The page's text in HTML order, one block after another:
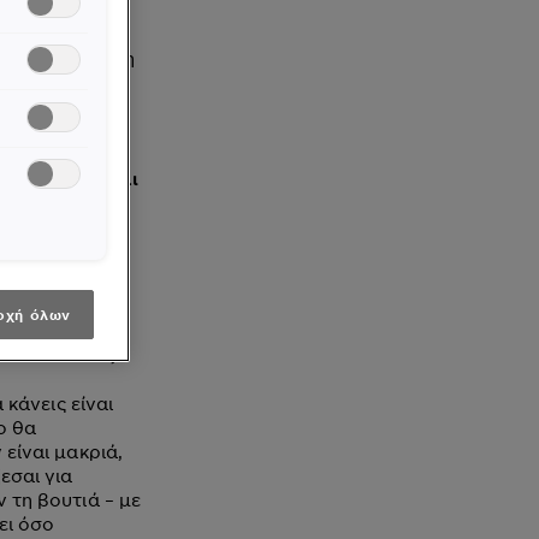
σου
και την αγάπη
βαθμό
τα
διακοπές
επιτίθενται
σου;
είναι
θα
μακριά,
για
τη βουτιά – με
όσο
όλων